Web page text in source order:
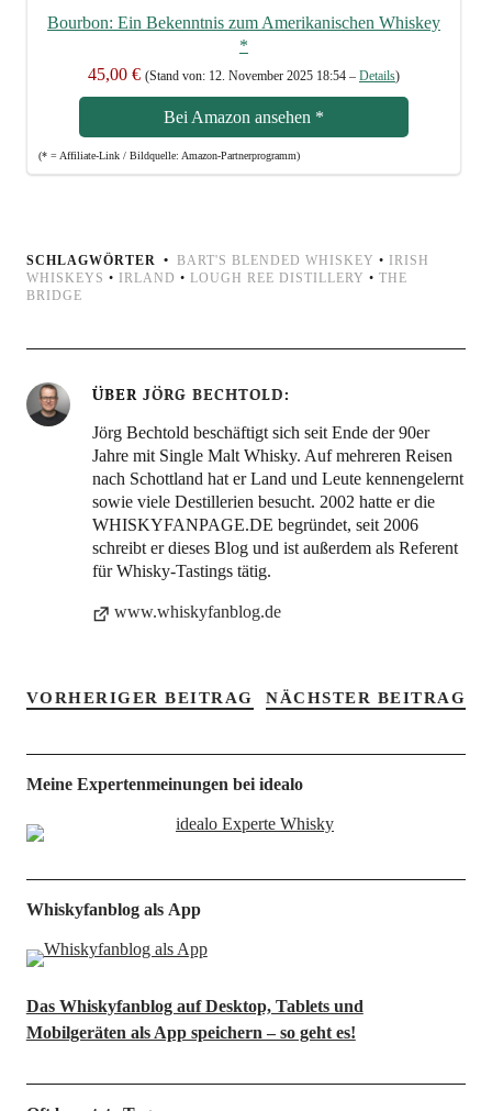
Bour­bon: Ein Bekennt­nis zum Ame­ri­ka­ni­schen Whis­key
*
45,00 € (Stand von: 12. Novem­ber 2025 18:54 – Details)
Bei Ama­zon anse­hen *
(* = Affi­lia­te-Link / Bild­quel­le: Amazon-Partnerprogramm)
SCHLAGWÖRTER BART'S BLENDED WHISKEY •
IRISH
WHISKEYS • IRLAND • LOUGH REE DISTILLERY • THE
BRIDGE
ÜBER JÖRG BECHTOLD
Jörg Bechtold beschäftigt sich seit Ende der 90er
Jahre mit Single Malt Whisky. Auf mehreren Reisen
nach Schottland hat er Land und Leute kennengelernt
sowie viele Destillerien besucht. 2002 hatte er die
WHISKYFANPAGE.DE begründet, seit 2006
schreibt er dieses Blog und ist außerdem als Referent
für Whisky-Tastings tätig.
www.whiskyfanblog.de
VORHERIGER BEITRAG NÄCHSTER BEITRAG
Meine Expertenmeinungen bei idealo
Whiskyfanblog als App
Das Whiskyfanblog auf Desktop, Tablets und
Mobilgeräten als App speichern – so geht es!